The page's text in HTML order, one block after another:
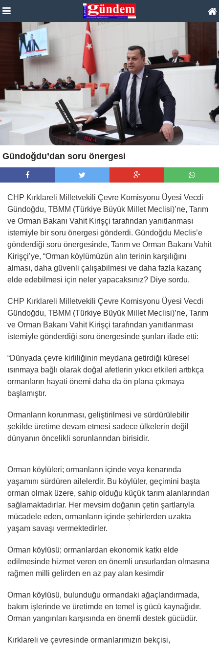
Gündoğdu’dan soru önergesi
CHP Kırklareli Milletvekili Çevre Komisyonu Üyesi Vecdi
Gündoğdu, TBMM (Türkiye Büyük Millet Meclisi)’ne, Tarım
ve Orman Bakanı Vahit Kirişçi tarafından yanıtlanması
istemiyle bir soru önergesi gönderdi. Gündoğdu Meclis’e
gönderdiği soru önergesinde, Tarım ve Orman Bakanı Vahit
Kirişçi’ye, “Orman köylümüzün alın terinin karşılığını
alması, daha güvenli çalışabilmesi ve daha fazla kazanç
elde edebilmesi için neler yapacaksınız? Diye sordu.
CHP Kırklareli Milletvekili Çevre Komisyonu Üyesi Vecdi
Gündoğdu, TBMM (Türkiye Büyük Millet Meclisi)’ne, Tarım
ve Orman Bakanı Vahit Kirişçi tarafından yanıtlanması
istemiyle gönderdiği soru önergesinde şunları ifade etti:
“Dünyada çevre kirliliğinin meydana getirdiği küresel
ısınmaya bağlı olarak doğal afetlerin yıkıcı etkileri arttıkça
ormanların hayati önemi daha da ön plana çıkmaya
başlamıştır.
Ormanların korunması, geliştirilmesi ve sürdürülebilir
şekilde üretime devam etmesi sadece ülkelerin değil
dünyanın öncelikli sorunlarından birisidir.
Orman köylüleri; ormanların içinde veya kenarında
yaşamını sürdüren ailelerdir. Bu köylüler, geçimini başta
orman olmak üzere, sahip olduğu küçük tarım alanlarından
sağlamaktadırlar. Her mevsim doğanın çetin şartlarıyla
mücadele eden, ormanların içinde şehirlerden uzakta
yaşam savaşı vermektedirler.
Orman köylüsü; ormanlardan ekonomik katkı elde
edilmesinde hizmet veren en önemli unsurlardan olmasına
rağmen milli gelirden en az pay alan kesimdir
Orman köylüsü, bulunduğu ormandaki ağaçlandırmada,
bakım işlerinde ve üretimde en temel iş gücü kaynağıdır.
Orman yangınları karşısında en önemli destek gücüdür.
Kırklareli ve çevresinde ormanlarımızın bekçisi,